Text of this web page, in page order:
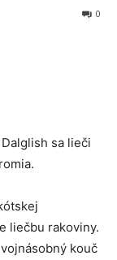
0
sa lieči
liečbu rakoviny.
kouč